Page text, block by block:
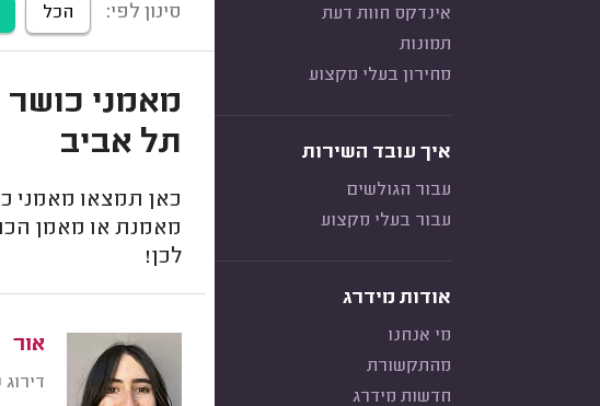
אינדקס חוות דעת
תמונות
מחירון בעלי מקצוע
איך עובד השירות
עבור הגולשים
עבור בעלי מקצוע
אודות מידרג
מי אנחנו
מהתקשורת
חדשות מידרג
סינון לפי: הכל
מאמני כושר
תל אביב
כאן תמצאו מאמני
מאמנת או מאמן
לכן!
אור
דירוג